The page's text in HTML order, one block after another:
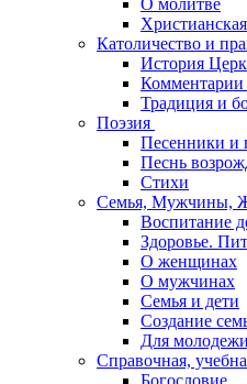
О молитве
Католичество и
История
Комментарии
Традиция и
Поэзия
Песенники и
Песнь
Стихи
Семья, Мужчины,
Воспитание
Здоровье.
О женщинах
О мужчинах
Семья и дети
Создание
Для молодежи
Справочная,